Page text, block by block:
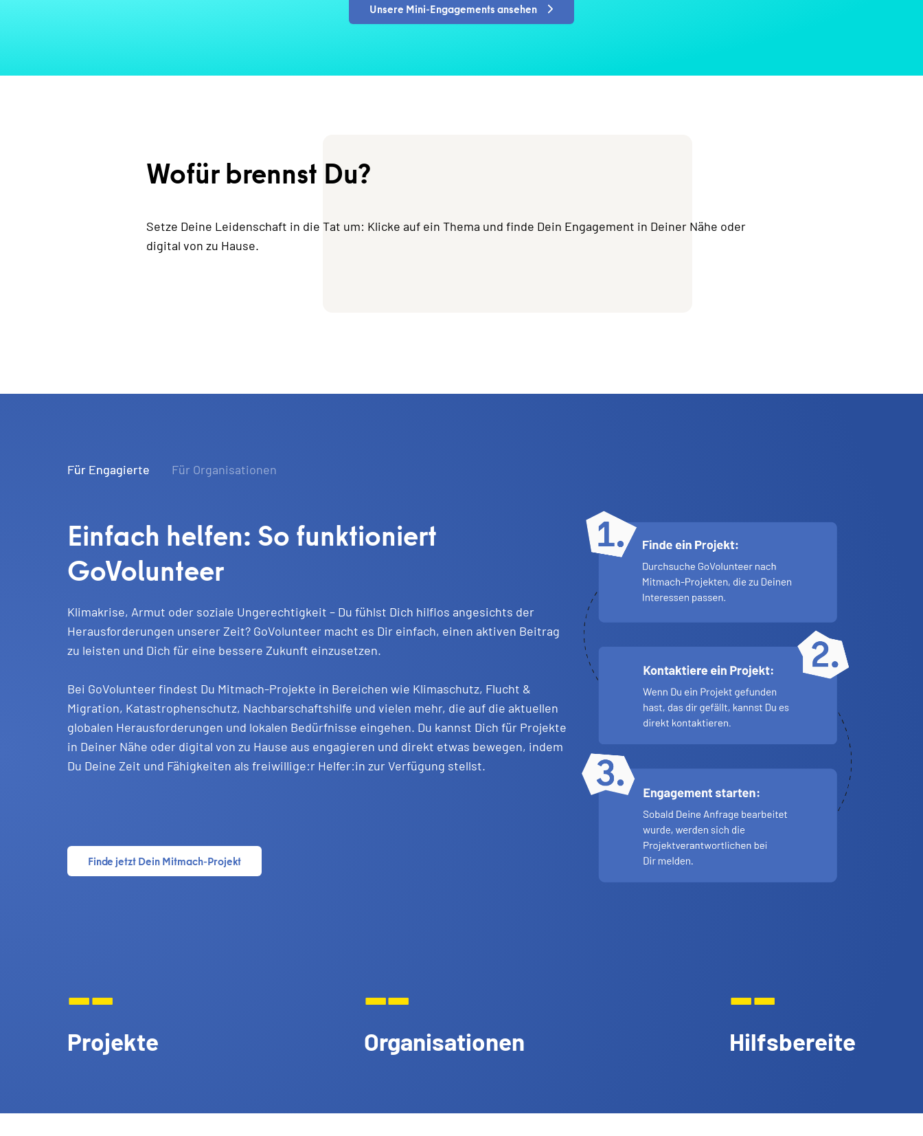
Unsere Mini-Engagements ansehen
Wofür brennst Du?
Setze Deine Leidenschaft in die Tat um: Klicke auf ein Thema und finde Dein Engagement in Deiner Nähe oder
digital von zu Hause.
Für Engagierte Für Organisationen
Einfach helfen: So funktioniert
GoVolunteer
Klimakrise, Armut oder soziale Ungerechtigkeit – Du fühlst Dich hilflos angesichts der
Herausforderungen unserer Zeit? GoVolunteer macht es Dir einfach, einen aktiven Beitrag
zu leisten und Dich für eine bessere Zukunft einzusetzen.
Bei GoVolunteer findest Du Mitmach-Projekte in Bereichen wie Klimaschutz, Flucht &
Migration, Katastrophenschutz, Nachbarschaftshilfe und vielen mehr, die auf die aktuellen
globalen Herausforderungen und lokalen Bedürfnisse eingehen. Du kannst Dich für Projekte
in Deiner Nähe oder digital von zu Hause aus engagieren und direkt etwas bewegen, indem
Du Deine Zeit und Fähigkeiten als freiwillige:r Helfer:in zur Verfügung stellst.
Finde jetzt Dein Mitmach-Projekt
--
Projekte
--
Organisationen
--
Hilfsbereite